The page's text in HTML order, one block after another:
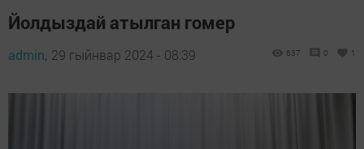
Йолдыздай атылган гомер
admin, 29 гыйнвар 2024 - 08:39 637 0 1